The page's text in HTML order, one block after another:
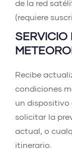
de la red
(requiere
SERVICIO
Recibe
condiciones
un dispositivo
solicitar la
actual, o
itinerario.